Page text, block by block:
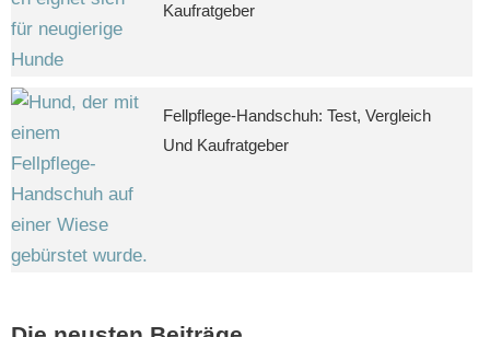
Kaufratgeber
Fellpflege-Handschuh: Test, Vergleich
Und Kaufratgeber